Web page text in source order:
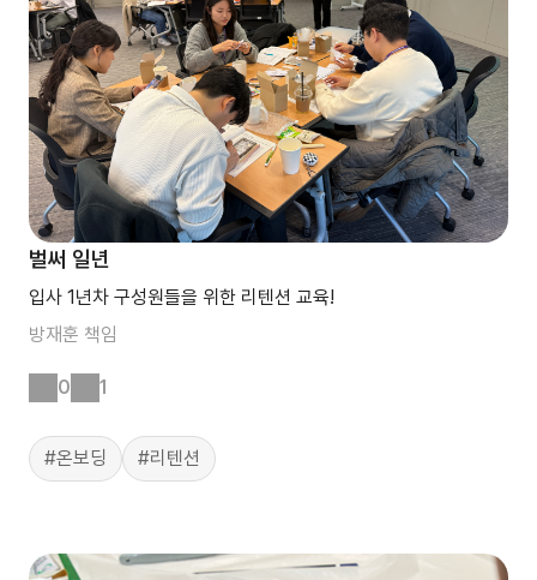
벌써 일년
입사 1년차 구성원들을 위한 리텐션 교육!
방재훈 책임
0 1
#온보딩 #리텐션